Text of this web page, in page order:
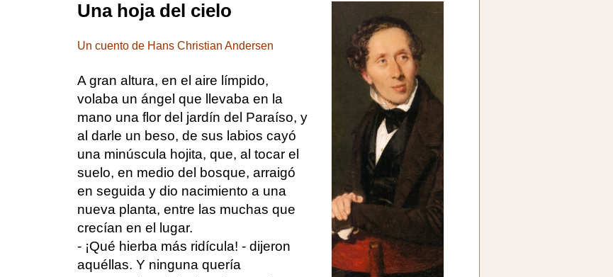
Una hoja del cielo
Un cuento de Hans Christian Andersen
A gran altura, en el aire límpido,
volaba un ángel que llevaba en la
mano una flor del jardín del Paraíso, y
al darle un beso, de sus labios cayó
una minúscula hojita, que, al tocar el
suelo, en medio del bosque, arraigó
en seguida y dio nacimiento a una
nueva planta, entre las muchas que
crecían en el lugar.
- ¡Qué hierba más ridícula! - dijeron
aquéllas. Y ninguna quería